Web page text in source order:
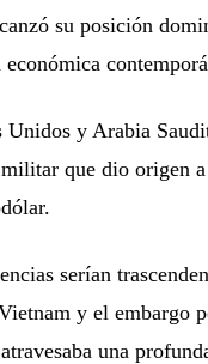
su posición
Unidos y Arabia
que dio origen
serían
y el embargo
una